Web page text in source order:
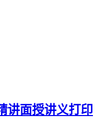
讲面授讲义打印